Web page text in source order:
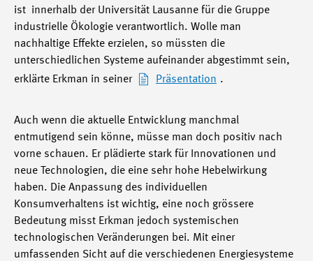
ist innerhalb der Universität Lausanne für die Gruppe
industrielle Ökologie verantwortlich. Wolle man
nachhaltige Effekte erzielen, so müssten die
unterschiedlichen Systeme aufeinander abgestimmt sein,
erklärte Erkman in seiner
Präsentation .
Auch wenn die aktuelle Entwicklung manchmal
entmutigend sein könne, müsse man doch positiv nach
vorne schauen. Er plädierte stark für Innovationen und
neue Technologien, die eine sehr hohe Hebelwirkung
haben. Die Anpassung des individuellen
Konsumverhaltens ist wichtig, eine noch grössere
Bedeutung misst Erkman jedoch systemischen
technologischen Veränderungen bei. Mit einer
umfassenden Sicht auf die verschiedenen Energiesysteme